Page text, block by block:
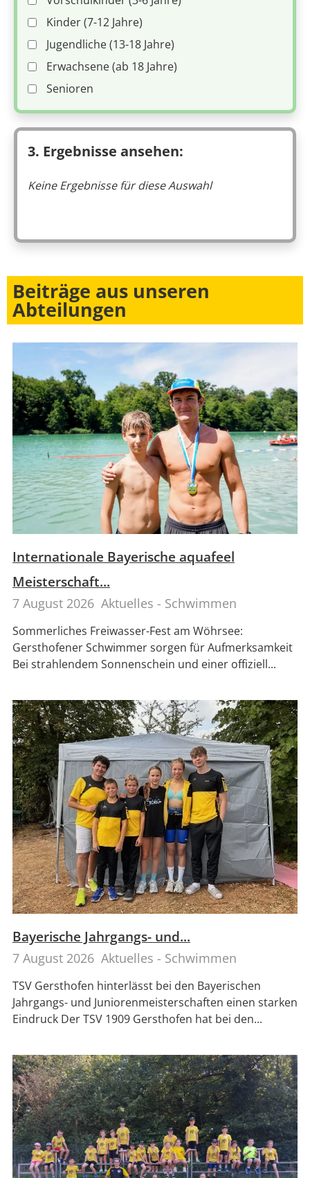
Kinder (7-12 Jahre)
Jugendliche (13-18 Jahre)
Erwachsene (ab 18 Jahre)
Senioren
3. Ergebnisse ansehen:
Keine Ergebnisse für diese Auswahl
Beiträge aus unseren
Abteilungen
Internationale Bayerische aquafeel
Meisterschaft...
7 August 2026 Aktuelles - Schwimmen
Sommerliches Freiwasser-Fest am Wöhrsee:
Gersthofener Schwimmer sorgen für Aufmerksamkeit
Bei strahlendem Sonnenschein und einer offiziell...
Bayerische Jahrgangs- und...
7 August 2026 Aktuelles - Schwimmen
TSV Gersthofen hinterlässt bei den Bayerischen
Jahrgangs- und Juniorenmeisterschaften einen starken
Eindruck Der TSV 1909 Gersthofen hat bei den...